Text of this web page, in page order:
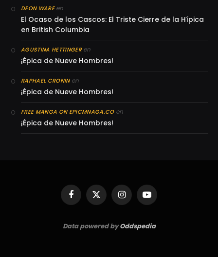
DEON WAREen
El Ocaso de los Cascos: El Triste Cierre de la Hípica
en British Columbia
AGUSTINA HETTINGERen
¡Épica de Nueve Hombres!
RAPHAEL CRONINen
¡Épica de Nueve Hombres!
FREE MANGA ON EPICMNAGA.COen
¡Épica de Nueve Hombres!
Facebook
X
(Twitter)
InstagramYouTube
Data powered byOddspedia